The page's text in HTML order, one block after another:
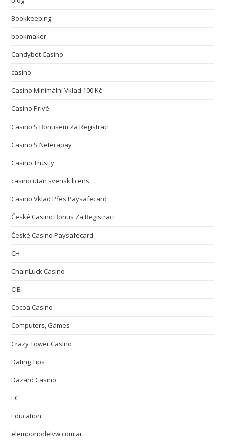
Bookkeeping
bookmaker
Candybet Casino
casino
Casino Minimální Vklad 100 Kč
Casino Privé
Casino S Bonusem Za Registraci
Casino S Neterapay
Casino Trustly
casino utan svensk licens
Casino Vklad Přes Paysafecard
České Casino Bonus Za Registraci
České Casino Paysafecard
CH
ChainLuck Casino
CIB
Cocoa Casino
Computers, Games
Crazy Tower Сasino
Dating Tips
Dazard Casino
EC
Education
elemporiodelvw.com.ar